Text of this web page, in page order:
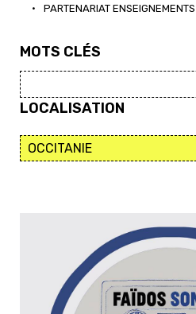
• PARTENARIAT
MOTS CLÉS
LOCALISATION